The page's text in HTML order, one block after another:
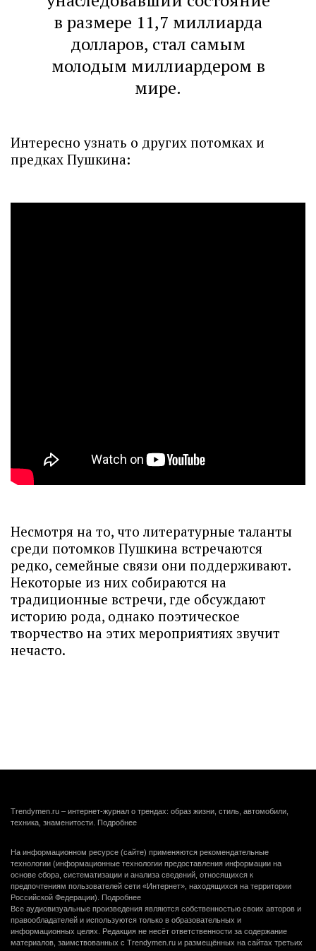
в размере 11,7 миллиарда
долларов, стал самым
молодым миллиардером в
мире.
Интересно узнать о других потомках и
предках Пушкина:
Несмотря на то, что литературные таланты
среди потомков Пушкина встречаются
редко, семейные связи они поддерживают.
Некоторые из них собираются на
традиционные встречи, где обсуждают
историю рода, однако поэтическое
творчество на этих мероприятиях звучит
нечасто.
Trendymen.ru – интернет-журнал о трендах: образ жизни, стиль, автомобили,
техника, знаменитости.
Подробнее
На информационном ресурсе (сайте) применяются рекомендательные
технологии (информационные технологии предоставления информации на
основе сбора, систематизации и анализа сведений, относящихся к
предпочтениям пользователей сети «Интернет», находящихся на территории
Российской Федерации).
Подробнее
Все аудиовизуальные произведения являются собственностью своих авторов и
правообладателей и используются только в образовательных и
информационных целях. Редакция не несёт ответственности за содержание
материалов, заимствованных с Trendymen.ru и размещённых на сайтах третьих